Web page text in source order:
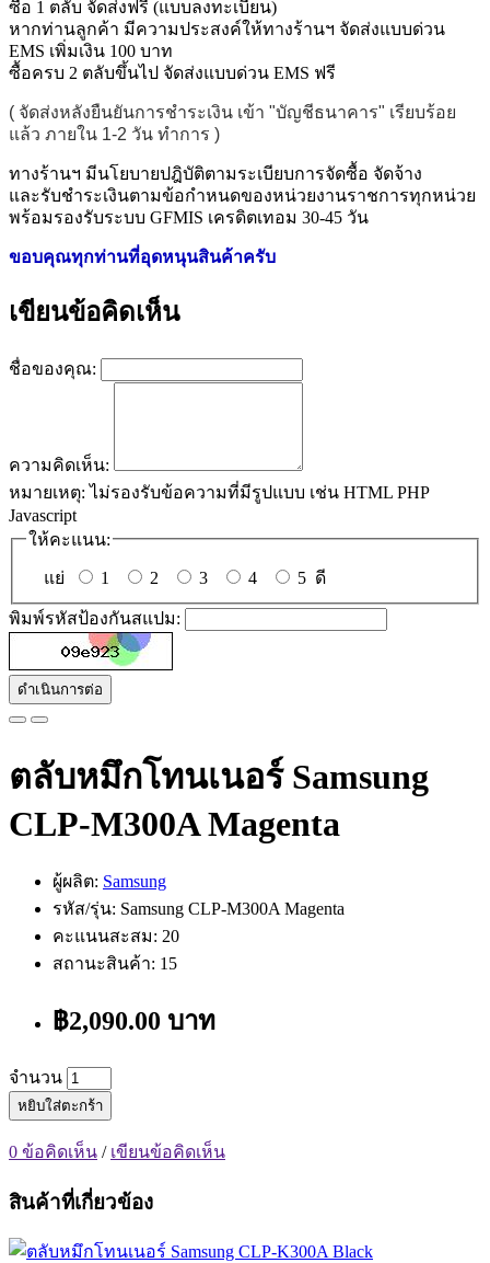
ซื้อ 1 ตลับ จัดส่งฟรี (แบบลงทะเบียน)
หากท่านลูกค้า มีความประสงค์ให้ทางร้านฯ จัดส่งแบบด่วน
EMS เพิ่มเงิน 100 บาท
ซื้อครบ 2 ตลับขึ้นไป จัดส่งแบบด่วน EMS ฟรี
( จัดส่งหลังยืนยันการชำระเงิน เข้า "บัญชีธนาคาร" เรียบร้อย
แล้ว ภายใน 1-2 วัน ทำการ )
ทางร้านฯ มีนโยบายปฎิบัติตามระเบียบการจัดซื้อ จัดจ้าง
และรับชำระเงินตามข้อกำหนดของหน่วยงานราชการทุกหน่วย
พร้อมรองรับระบบ GFMIS เครดิตเทอม 30-45 วัน
ขอบคุณทุกท่านที่อุดหนุนสินค้าครับ
เขียนข้อคิดเห็น
ชื่อของคุณ:
ความคิดเห็น:
หมายเหตุ: ไม่รองรับข้อความที่มีรูปแบบ เช่น HTML PHP
Javascript
ให้คะแนน:
แย่ 1 2 3 4 5 ดี
พิมพ์รหัสป้องกันสแปม:
ดำเนินการต่อ
ตลับหมึกโทนเนอร์ Samsung
CLP-M300A Magenta
ผู้ผลิต: Samsung
รหัส/รุ่น: Samsung CLP-M300A Magenta
คะแนนสะสม: 20
สถานะสินค้า: 15
฿2,090.00 บาท
จำนวน
หยิบใส่ตะกร้า
0 ข้อคิดเห็น / เขียนข้อคิดเห็น
สินค้าที่เกี่ยวข้อง